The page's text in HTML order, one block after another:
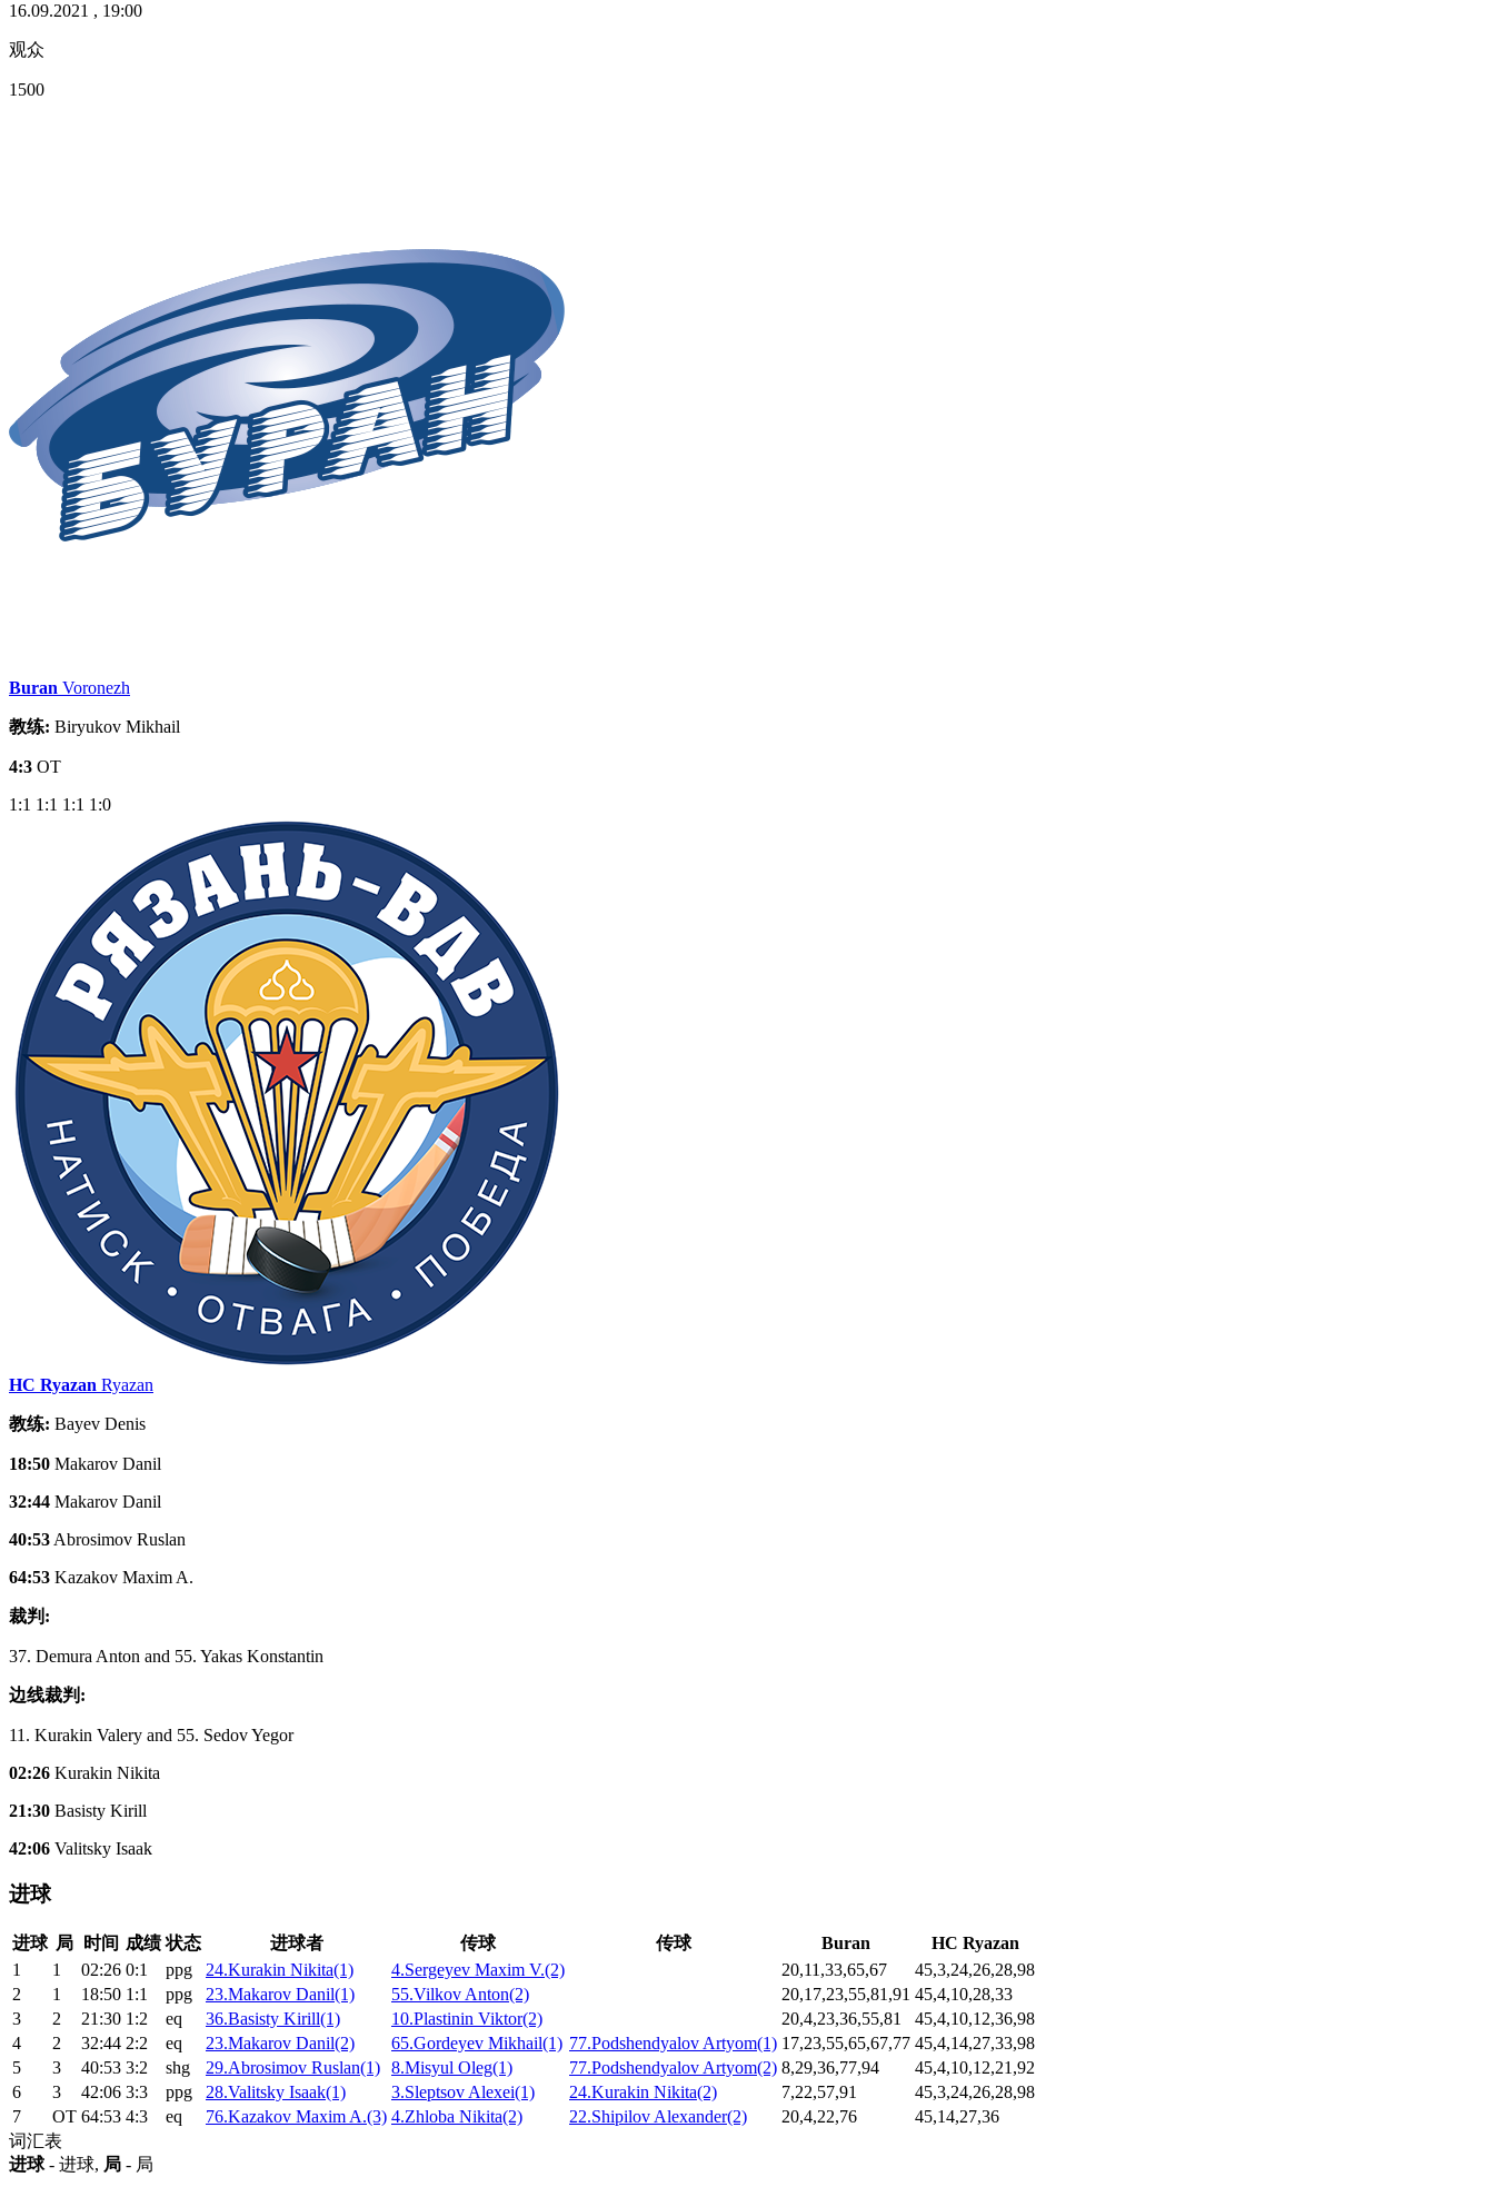
16.09.2021 , 19:00
观众
1500
Buran Voronezh
教练: Biryukov Mikhail
4:3 OT
1:1 1:1 1:1 1:0
HC Ryazan Ryazan
教练: Bayev Denis
18:50 Makarov Danil
32:44 Makarov Danil
40:53 Abrosimov Ruslan
64:53 Kazakov Maxim A.
裁判:
37. Demura Anton and 55. Yakas Konstantin
边线裁判:
11. Kurakin Valery and 55. Sedov Yegor
02:26 Kurakin Nikita
21:30 Basisty Kirill
42:06 Valitsky Isaak
进球
进球 局 时间 成绩 状态 进球者 传球 传球 Buran
HC Ryazan
1
1 02:26 0:1 ppg 24.Kurakin Nikita(1) 4.Sergeyev Maxim V.(2) 20,11,33,65,67
45,3,24,26,28,98
2
1 18:50 1:1 ppg 23.Makarov Danil(1) 55.Vilkov Anton(2) 20,17,23,55,81,91 45,4,10,28,33
3
2 21:30 1:2 eq 36.Basisty Kirill(1) 10.Plastinin Viktor(2) 20,4,23,36,55,81
45,4,10,12,36,98
4
2 32:44 2:2 eq 23.Makarov Danil(2) 65.Gordeyev Mikhail(1) 77.Podshendyalov Artyom(1) 17,23,55,65,67,77 45,4,14,27,33,98
5
3 40:53 3:2 shg 29.Abrosimov Ruslan(1) 8.Misyul Oleg(1) 77.Podshendyalov Artyom(2) 8,29,36,77,94
45,4,10,12,21,92
6
3 42:06 3:3 ppg 28.Valitsky Isaak(1) 3.Sleptsov Alexei(1) 24.Kurakin Nikita(2) 7,22,57,91
45,3,24,26,28,98
7
ОТ 64:53 4:3 eq 76.Kazakov Maxim A.(3) 4.Zhloba Nikita(2) 22.Shipilov Alexander(2) 20,4,22,76
45,14,27,36
词汇表
进球- 进球, 局 - 局